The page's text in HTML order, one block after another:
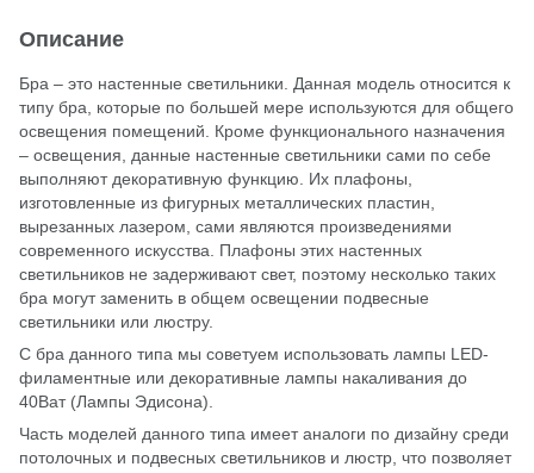
Описание
Бра – это настенные светильники. Данная модель относится к
типу бра, которые по большей мере используются для общего
освещения помещений. Кроме функционального назначения
– освещения, данные настенные светильники сами по себе
выполняют декоративную функцию. Их плафоны,
изготовленные из фигурных металлических пластин,
вырезанных лазером, сами являются произведениями
современного искусства. Плафоны этих настенных
светильников не задерживают свет, поэтому несколько таких
бра могут заменить в общем освещении подвесные
светильники или люстру.
С бра данного типа мы советуем использовать лампы LED-
филаментные или декоративные лампы накаливания до
40Ват (Лампы Эдисона).
Часть моделей данного типа имеет аналоги по дизайну среди
потолочных и подвесных светильников и люстр, что позволяет